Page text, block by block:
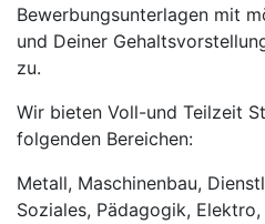
Bewerbungsunterlagen mit
und Deiner
zu.
Wir bieten Voll-und Teilzeit
folgenden Bereichen:
Metall, Maschinenbau,
Soziales, Pädagogik,